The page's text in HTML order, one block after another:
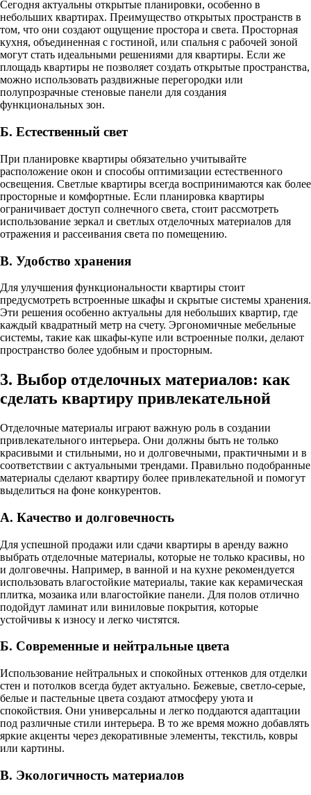
Сегодня актуальны открытые планировки, особенно в
небольших квартирах. Преимущество открытых пространств в
том, что они создают ощущение простора и света. Просторная
кухня, объединенная с гостиной, или спальня с рабочей зоной
могут стать идеальными решениями для квартиры. Если же
площадь квартиры не позволяет создать открытые пространства,
можно использовать раздвижные перегородки или
полупрозрачные стеновые панели для создания
функциональных зон.
Б. Естественный свет
При планировке квартиры обязательно учитывайте
расположение окон и способы оптимизации естественного
освещения. Светлые квартиры всегда воспринимаются как более
просторные и комфортные. Если планировка квартиры
ограничивает доступ солнечного света, стоит рассмотреть
использование зеркал и светлых отделочных материалов для
отражения и рассеивания света по помещению.
В. Удобство хранения
Для улучшения функциональности квартиры стоит
предусмотреть встроенные шкафы и скрытые системы хранения.
Эти решения особенно актуальны для небольших квартир, где
каждый квадратный метр на счету. Эргономичные мебельные
системы, такие как шкафы-купе или встроенные полки, делают
пространство более удобным и просторным.
3. Выбор отделочных материалов: как
сделать квартиру привлекательной
Отделочные материалы играют важную роль в создании
привлекательного интерьера. Они должны быть не только
красивыми и стильными, но и долговечными, практичными и в
соответствии с актуальными трендами. Правильно подобранные
материалы сделают квартиру более привлекательной и помогут
выделиться на фоне конкурентов.
А. Качество и долговечность
Для успешной продажи или сдачи квартиры в аренду важно
выбрать отделочные материалы, которые не только красивы, но
и долговечны. Например, в ванной и на кухне рекомендуется
использовать влагостойкие материалы, такие как керамическая
плитка, мозаика или влагостойкие панели. Для полов отлично
подойдут ламинат или виниловые покрытия, которые
устойчивы к износу и легко чистятся.
Б. Современные и нейтральные цвета
Использование нейтральных и спокойных оттенков для отделки
стен и потолков всегда будет актуально. Бежевые, светло-серые,
белые и пастельные цвета создают атмосферу уюта и
спокойствия. Они универсальны и легко поддаются адаптации
под различные стили интерьера. В то же время можно добавлять
яркие акценты через декоративные элементы, текстиль, ковры
или картины.
В. Экологичность материалов